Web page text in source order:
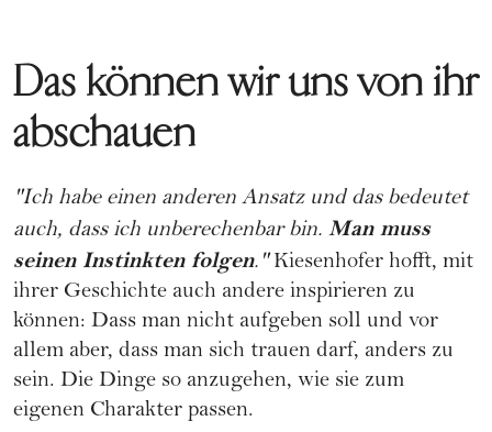
Das können wir uns von ihr
abschauen
"Ich habe einen anderen Ansatz und das bedeutet
auch, dass ich unberechenbar bin. Man muss
seinen Instinkten folgen."Kiesenhofer hofft, mit
ihrer Geschichte auch andere inspirieren zu
können: Dass man nicht aufgeben soll und vor
allem aber, dass man sich trauen darf, anders zu
sein. Die Dinge so anzugehen, wie sie zum
eigenen Charakter passen.